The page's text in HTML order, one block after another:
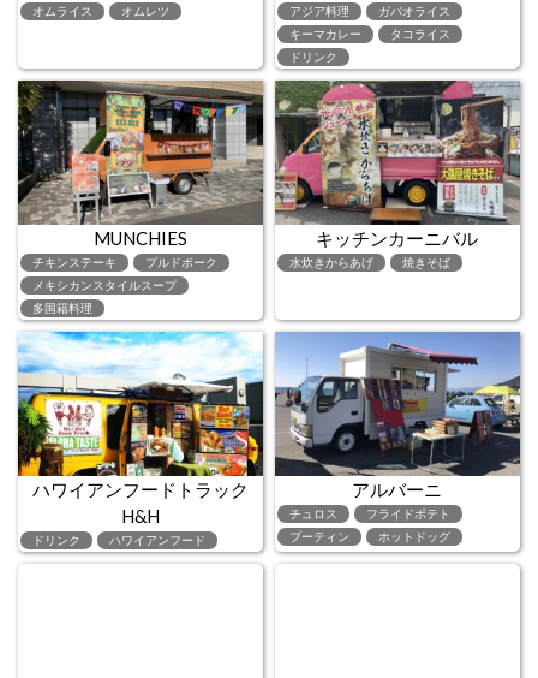
オムライス オムレツ アジア料理
ガパオライス
キーマカレー
タコライス
ドリンク
MUNCHIES
チキンステーキ
プルドポーク
メキシカンスタイルスープ
多国籍料理
キッチンカーニバル
水炊きからあげ 焼きそば
ハワイアンフードトラック
H&H
ドリンク ハワイアンフード
アルバーニ
チュロス
フライドポテト
プーティン
ホットドッグ